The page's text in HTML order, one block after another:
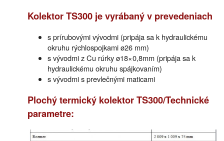
Kolektor TS300 je vyrábaný v prevedeniach
s prírubovými vývodmi (pripája sa k hydraulickému
okruhu rýchlospojkami ø26 mm)
s vývodmi z Cu rúrky ø18×0,8mm (pripája sa k
hydraulickému okruhu spájkovaním)
s vývodmi s prevlečnými maticami
Plochý termický kolektor TS300/Technické
parametre: